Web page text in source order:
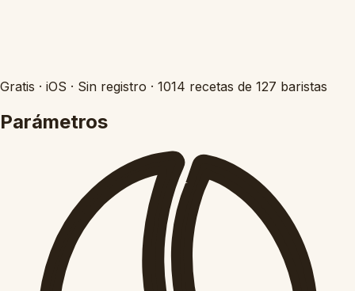
Gratis · iOS · Sin registro · 1014 recetas de 127 baristas
Parámetros